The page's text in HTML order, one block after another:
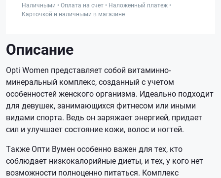
Наличными • Оплата на счет • Наложенный платеж •
Карточкой и наличными в магазине
Описание
Opti Women представляет собой витаминно-
минеральный комплекс, созданный с учетом
особенностей женского организма. Идеально подходит
для девушек, занимающихся фитнесом или иными
видами спорта. Ведь он заряжает энергией, придает
сил и улучшает состояние кожи, волос и ногтей.
Также Опти Вумен особенно важен для тех, кто
соблюдает низкокалорийные диеты, и тех, у кого нет
возможности полноценно питаться. Комплекс